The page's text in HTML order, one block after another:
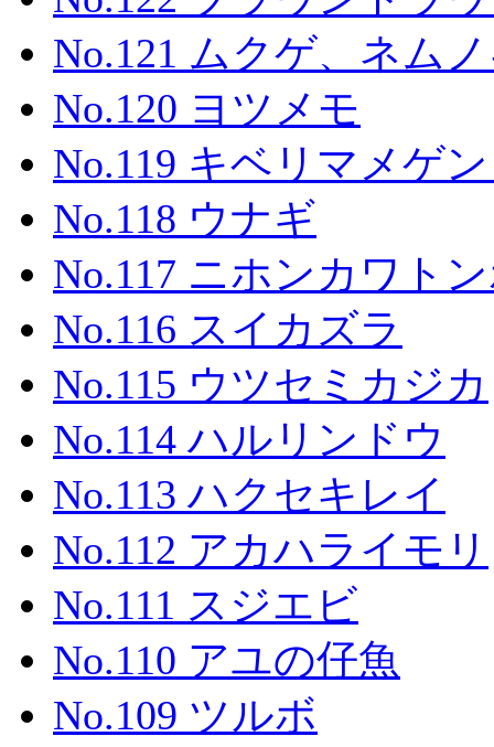
No.121 ムクゲ、ネム
No.120 ヨツメモ
No.119 キベリマメゲ
No.118 ウナギ
No.117 ニホンカワト
No.116 スイカズラ
No.115 ウツセミカジカ
No.114 ハルリンドウ
No.113 ハクセキレイ
No.112 アカハライモリ
No.111 スジエビ
No.110 アユの仔魚
No.109 ツルボ